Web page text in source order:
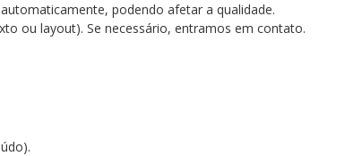
podendo afetar a qualidade.
ou layout). Se necessário, entramos em contato.